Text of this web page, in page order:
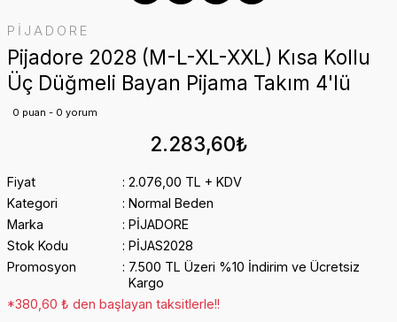
PİJADORE
Pijadore 2028 (M-L-XL-XXL) Kısa Kollu
Üç Düğmeli Bayan Pijama Takım 4'lü
0 puan - 0 yorum
2.283,60₺
Fiyat
2.076,00 TL + KDV
Kategori
Normal Beden
Marka
PİJADORE
Stok Kodu
PİJAS2028
Promosyon
7.500 TL Üzeri %10 İndirim ve Ücretsiz
Kargo
*380,60 ₺ den başlayan taksitlerle!!